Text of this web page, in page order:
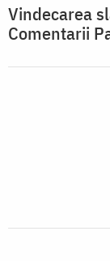
Vindecarea
Comentarii